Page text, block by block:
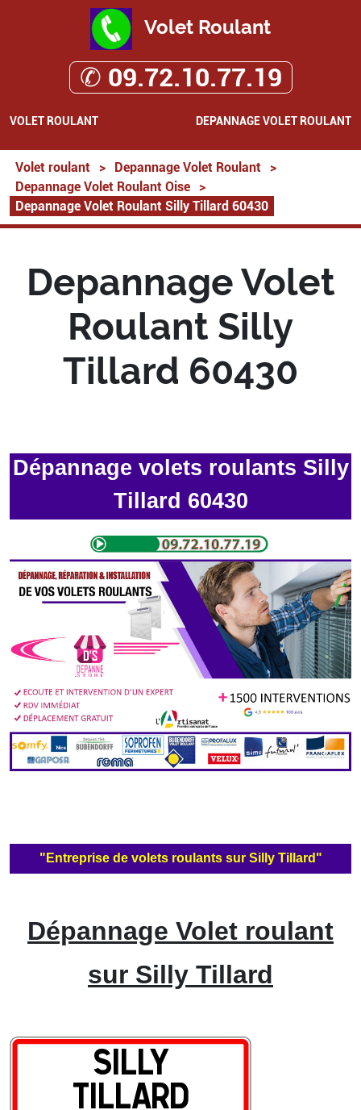
Volet Roulant
✆ 09.72.10.77.19
VOLET ROULANT DEPANNAGE VOLET ROULANT
Volet roulant > Depannage Volet Roulant
>
Depannage Volet Roulant Oise
>
Depannage Volet Roulant Silly Tillard 60430
Depannage Volet
Roulant Silly
Tillard 60430
Dépannage volets roulants Silly
Tillard 60430
"Entreprise de volets roulants sur Silly Tillard"
Dépannage Volet roulant
sur Silly Tillard